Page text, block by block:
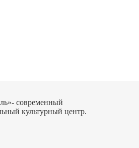
современный
культурный центр.